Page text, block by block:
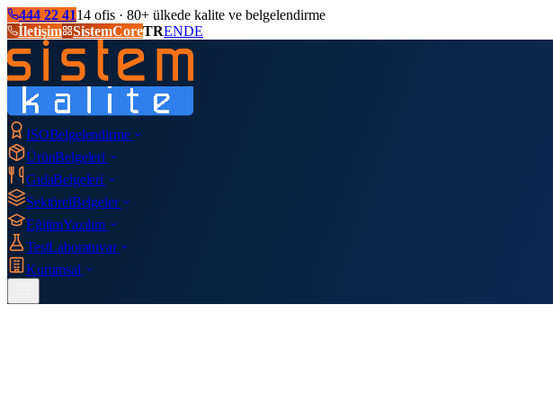
444 22 4114 ofis · 80+ ülkede kalite ve belgelendirme
İletişim
SistemCoreTRENDE
ISOBelgelendirme
ÜrünBelgeleri
GıdaBelgeleri
SektörelBelgeler
EğitimYazılım
TestLaboratuvar
Kurumsal